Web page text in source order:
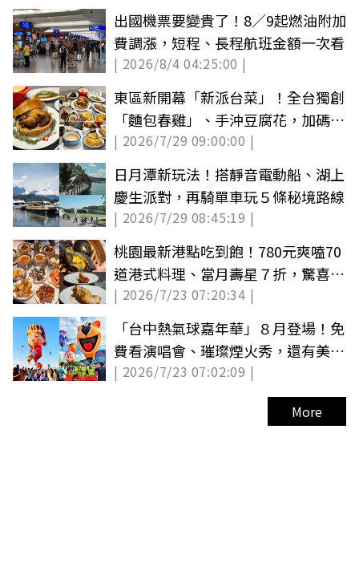
出國機票要變貴了！8／9起燃油附加
費調漲，短程、長程航班金額一次看
| 2026/8/4 04:25:00 |
東區新開幕「新派台菜」！全台獨創
「麵包春雞」、手沖豆腐花，加碼送
龍蝦煲
| 2026/7/29 09:00:00 |
日月潭新玩法！搭靜音電動船、湖上
慶生派對，再騎單車玩５條秘境路線
| 2026/7/29 08:45:19 |
桃園最新港點吃到飽！780元爽嗑70
道港式料理、當月壽星７折，驚喜加
碼龍蝦
| 2026/7/23 07:20:34 |
「台中熱氣球嘉年華」８月登場！免
費看演唱會、璀璨煙火秀，還有美食
市集
| 2026/7/23 07:02:09 |
More